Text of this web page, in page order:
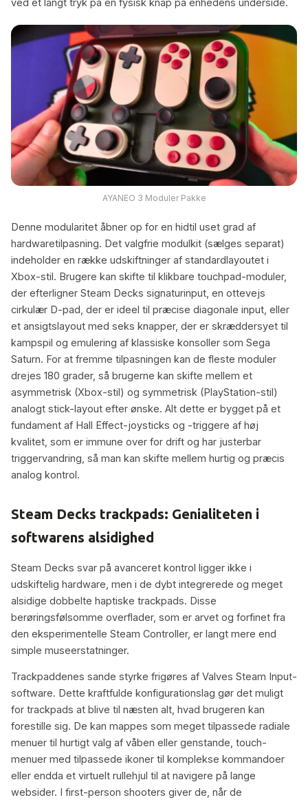
ved et langt tryk på en fysisk knap på enhedens underside.
AYANEO 3 Moduler Pakke
Denne modularitet åbner op for en hidtil uset grad af
hardwaretilpasning. Det valgfrie modulkit (sælges separat)
indeholder en række udskiftninger af standardlayoutet i
Xbox-stil. Brugere kan skifte til klikbare touchpad-moduler,
der efterligner Steam Decks signaturinput, en ottevejs
cirkulær D-pad, der er ideel til præcise diagonale input, eller
et ansigtslayout med seks knapper, der er skræddersyet til
kampspil og emulering af klassiske konsoller som Sega
Saturn. For at fremme tilpasningen kan de fleste moduler
drejes 180 grader, så brugerne kan skifte mellem et
asymmetrisk (Xbox-stil) og symmetrisk (PlayStation-stil)
analogt stick-layout efter ønske. Alt dette er bygget på et
fundament af Hall Effect-joysticks og -triggere af høj
kvalitet, som er immune over for drift og har justerbar
triggervandring, så man kan skifte mellem hurtig og præcis
analog kontrol.
Steam Decks trackpads: Genialiteten i
softwarens alsidighed
Steam Decks svar på avanceret kontrol ligger ikke i
udskiftelig hardware, men i de dybt integrerede og meget
alsidige dobbelte haptiske trackpads. Disse
berøringsfølsomme overflader, som er arvet og forfinet fra
den eksperimentelle Steam Controller, er langt mere end
simple museerstatninger.
Trackpaddenes sande styrke frigøres af Valves Steam Input-
software. Dette kraftfulde konfigurationslag gør det muligt
for trackpads at blive til næsten alt, hvad brugeren kan
forestille sig. De kan mappes som meget tilpassede radiale
menuer til hurtigt valg af våben eller genstande, touch-
menuer med tilpassede ikoner til komplekse kommandoer
eller endda et virtuelt rullehjul til at navigere på lange
websider. I first-person shooters giver de, når de